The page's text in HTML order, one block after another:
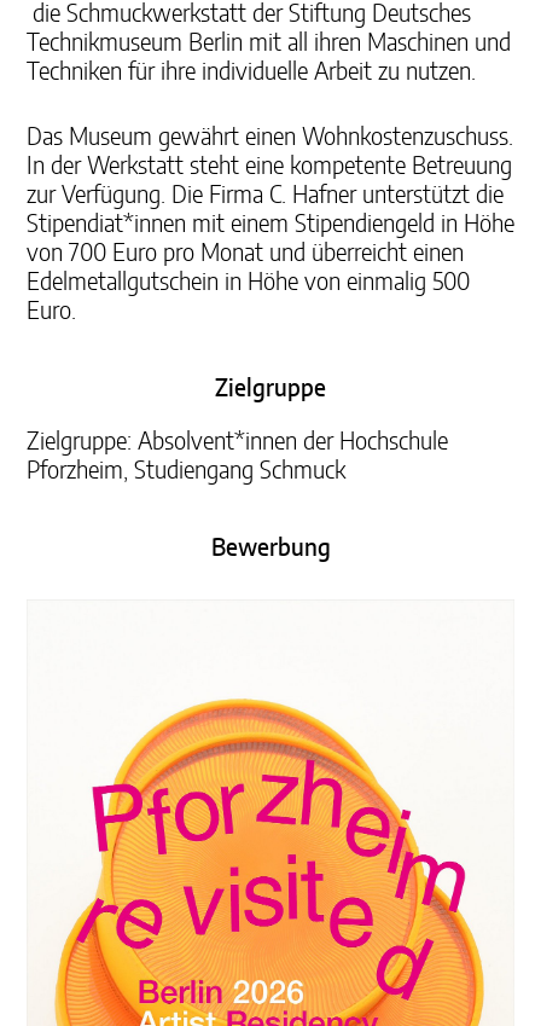
die Schmuckwerkstatt der Stiftung Deutsches
Technikmuseum Berlin mit all ihren Maschinen und
Techniken für ihre individuelle Arbeit zu nutzen.
Das Museum gewährt einen Wohnkostenzuschuss.
In der Werkstatt steht eine kompetente Betreuung
zur Verfügung. Die Firma C. Hafner unterstützt die
Stipendiat*innen mit einem Stipendiengeld in Höhe
von 700 Euro pro Monat und überreicht einen
Edelmetallgutschein in Höhe von einmalig 500
Euro.
Zielgruppe
Zielgruppe: Absolvent*innen der Hochschule
Pforzheim, Studiengang Schmuck
Bewerbung